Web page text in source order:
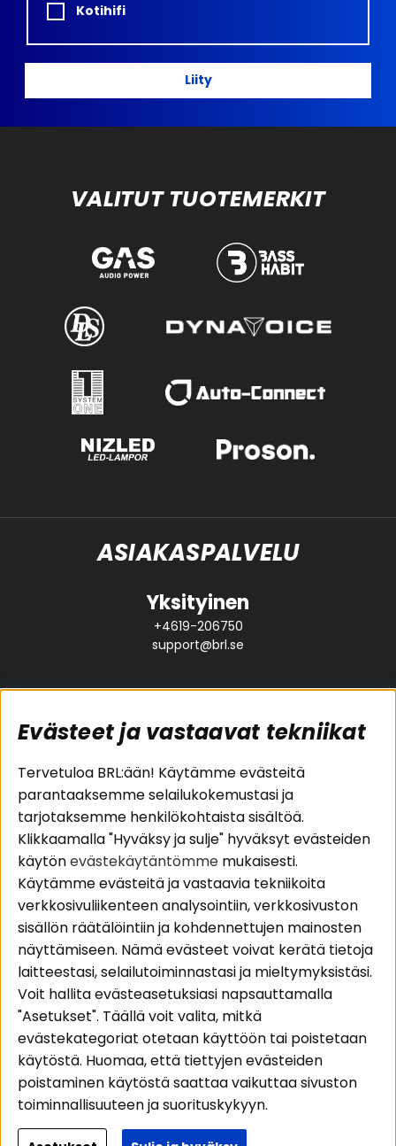
Kotihifi
Liity
VALITUT TUOTEMERKIT
ASIAKASPALVELU
Yksityinen
+4619-206750
support@brl.se
Suositut sivut
Pakettiratkaisut
Autostereot
Kaiuttimet
Päätevahvistimet
Lisätarvikkeet
Kaapelit
Asiakaspalvelu
Evästeet
Huolto- ja
takuutiedot
Ostoehdot
Palautus
Tietosuojapolitiikka
Alueet
Autohifi
Kotihifi
Uutuudet
Seuraa meitä
Instagram
Facebook
Youtube
Tiktok
Evästeet ja vastaavat tekniikat
Tervetuloa BRL:ään! Käytämme evästeitä
parantaaksemme selailukokemustasi ja
tarjotaksemme henkilökohtaista sisältöä.
Klikkaamalla "Hyväksy ja sulje" hyväksyt evästeiden
käytönevästekäytäntömme mukaisesti.
Käytämme evästeitä ja vastaavia tekniikoita
verkkosivuliikenteen analysointiin, verkkosivuston
sisällön räätälöintiin ja kohdennettujen mainosten
näyttämiseen. Nämä evästeet voivat kerätä tietoja
laitteestasi, selailutoiminnastasi ja mieltymyksistäsi.
Voit hallita evästeasetuksiasi napsauttamalla
"Asetukset". Täällä voit valita, mitkä
evästekategoriat otetaan käyttöön tai poistetaan
käytöstä. Huomaa, että tiettyjen evästeiden
poistaminen käytöstä saattaa vaikuttaa sivuston
toiminnallisuuteen ja suorituskykyyn.
Lisätietoja siitä, miten käytämme evästeitä ja